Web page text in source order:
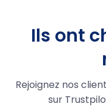
Ils ont
Rejoignez nos
sur